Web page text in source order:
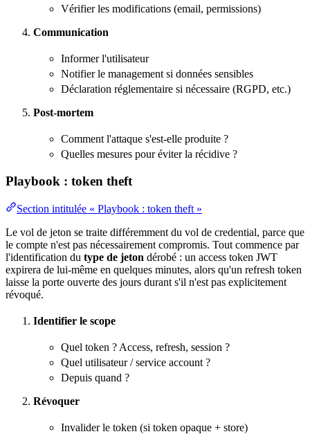
Vérifier les modifications (email, permissions)
Communication
Informer l'utilisateur
Notifier le management si données sensibles
Déclaration réglementaire si nécessaire (RGPD, etc.)
Post-mortem
Comment l'attaque s'est-elle produite ?
Quelles mesures pour éviter la récidive ?
Playbook : token theft
Section intitulée « Playbook : token theft »
Le vol de jeton se traite différemment du vol de credential, parce que
le compte n'est pas nécessairement compromis. Tout commence par
l'identification du type de jeton dérobé : un access token JWT
expirera de lui-même en quelques minutes, alors qu'un refresh token
laisse la porte ouverte des jours durant s'il n'est pas explicitement
révoqué.
Identifier le scope
Quel token ? Access, refresh, session ?
Quel utilisateur / service account ?
Depuis quand ?
Révoquer
Invalider le token (si token opaque + store)